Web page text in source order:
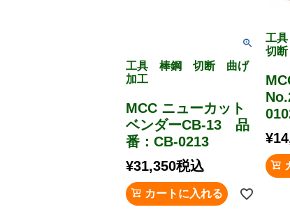
工具 棒鋼 切断 曲げ
加工
MCC ニューカット
ベンダーCB-13 品
番：CB-0213
¥31,350税込
カートに入れる
工
切
¥